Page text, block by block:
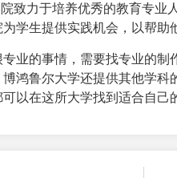
致力于培养优秀的教育专业
学生提供实践机会，以帮助
业的事情，需要找专业的
鸿鲁尔大学还提供其他学
以在这所大学找到适合自己